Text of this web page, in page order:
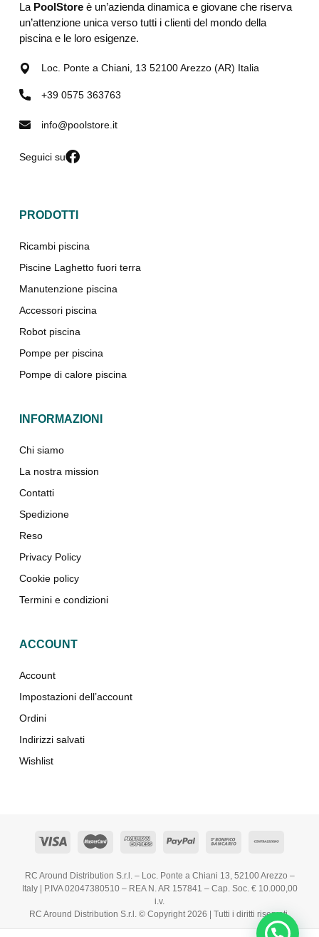
La PoolStoreè un’azienda dinamica e giovane che riserva
un’attenzione unica verso tutti i clienti del mondo della
piscina e le loro esigenze.
Loc. Ponte a Chiani, 13 52100 Arezzo (AR) Italia
+39 0575 363763
info@poolstore.it
Seguici su
PRODOTTI
Ricambi piscina
Piscine Laghetto fuori terra
Manutenzione piscina
Accessori piscina
Robot piscina
Pompe per piscina
Pompe di calore piscina
INFORMAZIONI
Chi siamo
La nostra mission
Contatti
Spedizione
Reso
Privacy Policy
Cookie policy
Termini e condizioni
ACCOUNT
Account
Impostazioni dell’account
Ordini
Indirizzi salvati
Wishlist
RC Around Distribution S.r.l. – Loc. Ponte a Chiani 13, 52100 Arezzo –
Italy | P.IVA 02047380510 – REA N. AR 157841 – Cap. Soc. € 10.000,00
i.v.
RC Around Distribution S.r.l. © Copyright 2026 | Tutti i diritti riservati.